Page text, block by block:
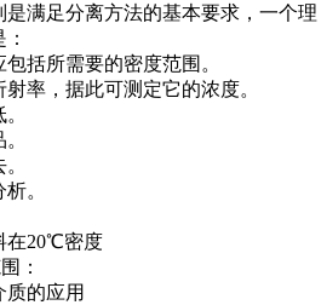
满足分离方法的基本要求，一个理
所需要的密度范围。
，据此可测定它的浓度。
。
20℃密度
：
的应用